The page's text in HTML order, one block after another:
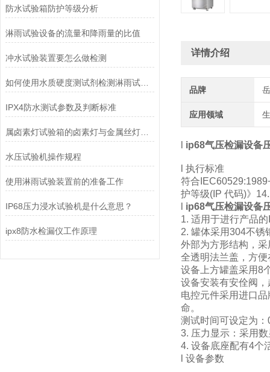
防水试验箱防护等级分析
淋雨试验设备的流量和降雨量的比值
冲水试验装置要怎么做检测
如何使用水质硬度测试剂检测淋雨试验箱的水质硬度?
IPX4防水测试参数及判断标准
属卤素灯试验箱的卤素灯与金属丝灯泡相比具有哪些优点
水压试验机操作规程
使用淋雨试验装置前的准备工作
IP68压力浸水试验机是什么意思？
ipx8防水检漏仪工作原理
详情介绍
品牌
应用领域
ip68气压检漏设备
l 执行标准
符合
护等级(IP 代码)》
ip68气压检漏设备
1. 适用于进行产品
2. 罐体采用304不锈
外部为方形结构，
全透明法兰盖，方
设备上方罐盖采用8
设备安装有安佺阀
电控元件采用进口
命。
测试时间可设定为
3. 压力显示：采用
4. 设备底座配有4个
l 设备参数